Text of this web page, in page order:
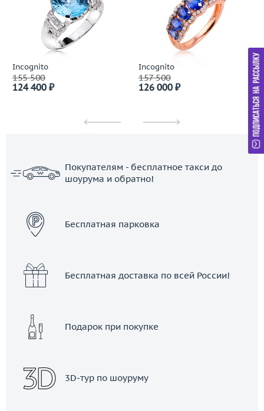
Incognito
155 500
124 400 ₽
Incognito
157 500
126 000 ₽
Покупателям - бесплатное такси до
шоурума и обратно!
Бесплатная парковка
Бесплатная доставка по всей России!
Подарок при покупке
3D-тур по шоуруму